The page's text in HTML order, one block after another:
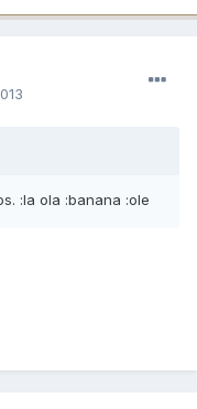
:la ola :banana :ole